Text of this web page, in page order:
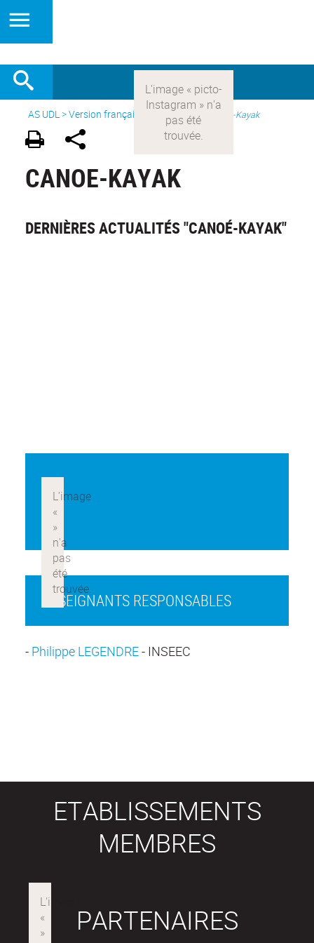
AS UDL>Version française > Les sports > Canoe-Kayak
CANOE-KAYAK
DERNIÈRES ACTUALITÉS "CANOÉ-KAYAK"
ENSEIGNANTS RESPONSABLES
- Philippe LEGENDRE- INSEEC
ETABLISSEMENTS
MEMBRES
PARTENAIRES